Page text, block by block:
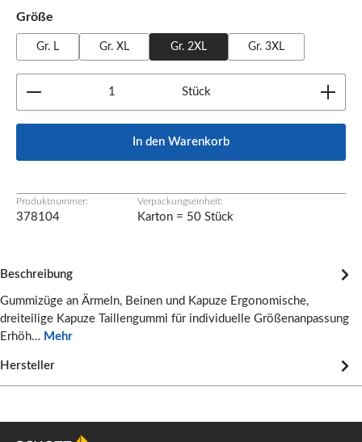
Größe
Gr. L Gr. XL Gr. 2XL Gr. 3XL
Produkt Anzahl: Gib den gewünschten Wert ein
Stück
In den Warenkorb
Produktnummer:
378104
Verpackungseinheit:
Karton = 50 Stück
Beschreibung
Gummizüge an Ärmeln, Beinen und Kapuze Ergonomische,
dreiteilige Kapuze Taillengummi für individuelle Größenanpassung
Erhöh… Mehr
Hersteller